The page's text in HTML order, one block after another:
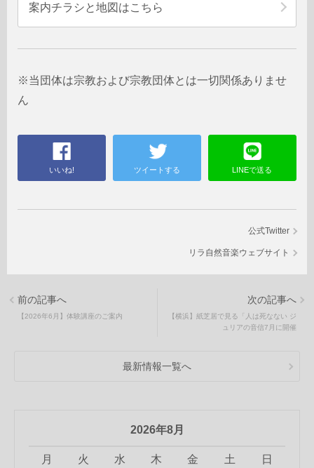
案内チラシと地図はこちら
※当団体は宗教および宗教団体とは一切関係ありませ
ん
いいね! ツイートする LINEで送る
公式Twitter
リラ自然音楽ウェブサイト
前の記事へ
【2026年6月】体験講座のご案内
次の記事へ
【横浜】紙芝居で見る「人は死なない ジ
ュリアの音信7月に開催
最新情報一覧へ
2026年8月
月 火 水 木 金 土 日